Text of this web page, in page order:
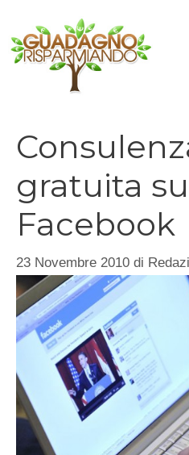
contenuto
gratuita su
Facebook
23 Novembre 2010 di